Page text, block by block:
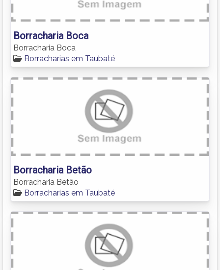
Borracharia Boca
Borracharia Boca
Borracharias em Taubaté
Borracharia Betão
Borracharia Betão
Borracharias em Taubaté